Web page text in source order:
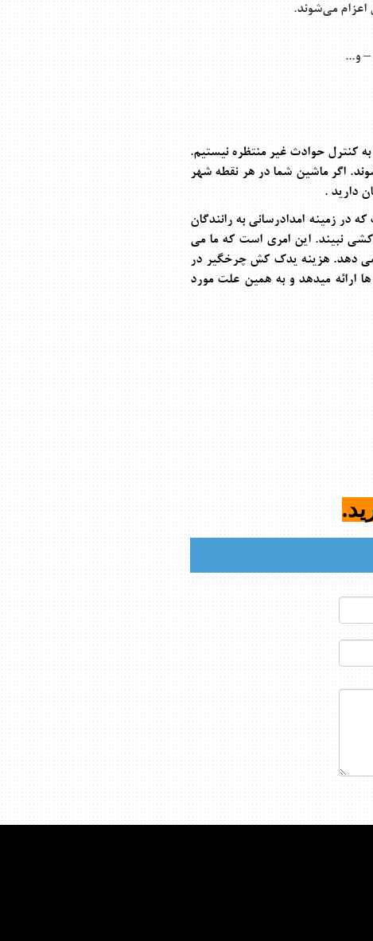
می‌شوند.
و...
کنترل حوادث غیر منتظره نیستیم.
اگر ماشین شما در هر نقطه شهر
دارید .
زمینه امدادرسانی به رانندگان
نبیند. این امری است که ما می
دهد. هزینه یدک کش چرخگیر در
ارائه میدهد و به همین علت مورد